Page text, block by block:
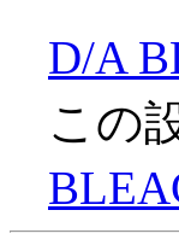
D/A
この